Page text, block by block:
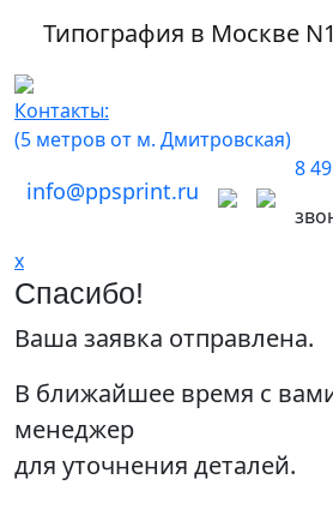
Типография в Москве N1
Контакты:
(5 метров от м. Дмитровская)
info@ppsprint.ru
8
x
Спасибо!
Ваша заявка отправлена.
В ближайшее время с
менеджер
для уточнения деталей.